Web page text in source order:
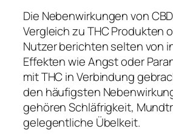
Die Nebenwirkungen von
Vergleich zu THC Produkten
Nutzer berichten selten von
Effekten wie Angst oder
mit THC in Verbindung
den häufigsten
gehören Schläfrigkeit,
gelegentliche Übelkeit.